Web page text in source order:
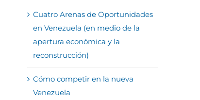
Cuatro Arenas de Oportunidades
en Venezuela (en medio de la
apertura económica y la
reconstrucción)
Cómo competir en la nueva
Venezuela